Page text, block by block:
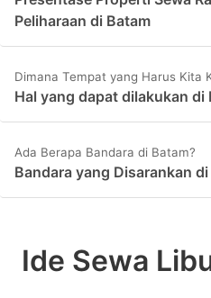
Peliharaan di Batam
Dimana Tempat yang Harus Kita
Hal yang dapat dilakukan di
Ada Berapa Bandara di Batam?
Bandara yang Disarankan
Ide Sewa